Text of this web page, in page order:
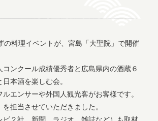
の料理イベントが、宮島「大聖院」で開催
コンクール成績優秀者と広島県内の酒蔵６
本酒を楽しむ会。
エンサーや外国人観光客がお客様です。
担当させていただきました。